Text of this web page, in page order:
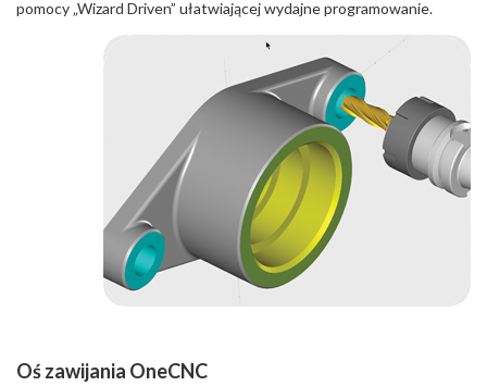
pomocy „Wizard Driven” ułatwiającej wydajne programowanie.
Oś zawijania OneCNC